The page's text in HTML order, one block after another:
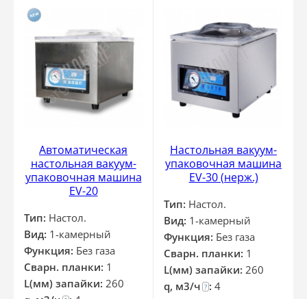
Автоматическая
настольная вакуум-
упаковочная машина
EV-20
Тип: Настол.
Вид: 1-камерный
Функция: Без газа
Сварн. планки: 1
L(мм) запайки: 260
Настольная вакуум-
упаковочная машина
EV-30 (нерж.)
Тип: Настол.
Вид: 1-камерный
Функция: Без газа
Сварн. планки: 1
L(мм) запайки: 260
q, м3/ч ? : 4